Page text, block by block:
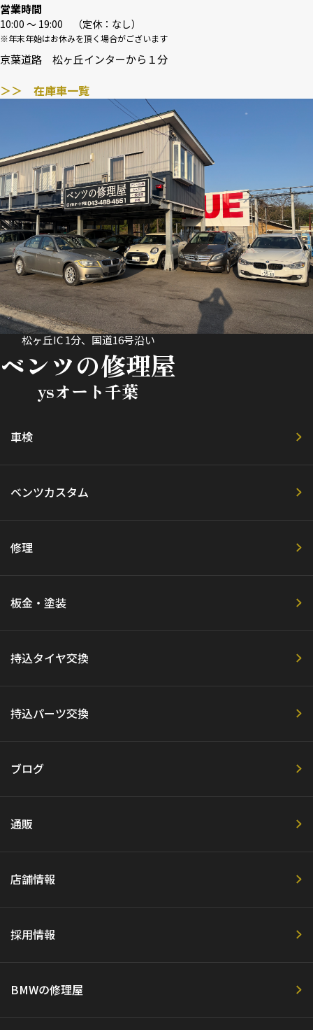
営業時間
10:00 〜 19:00 （定休：なし）
※年末年始はお休みを頂く場合がございます
京葉道路 松ヶ丘インターから１分
＞＞ 在庫車一覧
松ヶ丘IC 1分、国道16号沿い
ベンツの修理屋
ysオート千葉
車検
ベンツカスタム
修理
板金・塗装
持込タイヤ交換
持込パーツ交換
ブログ
通販
店舗情報
採用情報
BMWの修理屋